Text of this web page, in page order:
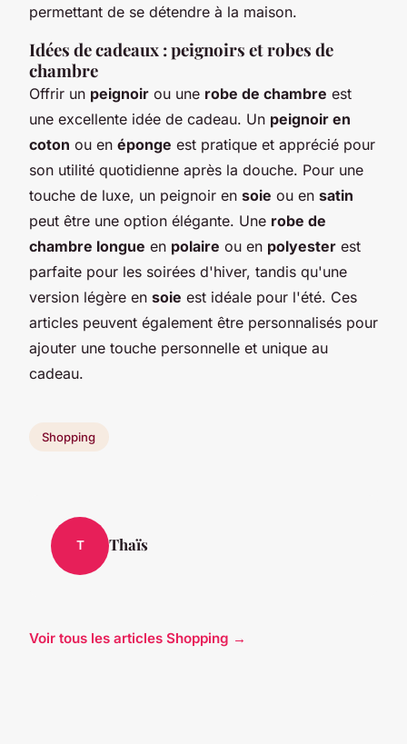
permettant de se détendre à la maison.
Idées de cadeaux : peignoirs et robes de
chambre
Offrir un peignoir ou une robe de chambre est
une excellente idée de cadeau. Un peignoir en
coton ou en éponge est pratique et apprécié pour
son utilité quotidienne après la douche. Pour une
touche de luxe, un peignoir en soie ou en satin
peut être une option élégante. Une robe de
chambre longue en polaire ou en polyester est
parfaite pour les soirées d'hiver, tandis qu'une
version légère en soie est idéale pour l'été. Ces
articles peuvent également être personnalisés pour
ajouter une touche personnelle et unique au
cadeau.
Shopping
T Thaïs
Voir tous les articles Shopping →